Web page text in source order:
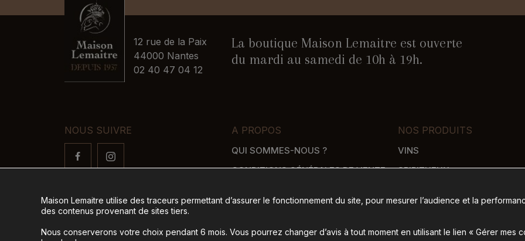
12 rue de la Paix
44000 Nantes
02 40 47 04 12
La boutique Maison Lemaitre est ouverte
du mardi au samedi de 10h à 19h.
NOUS SUIVRE A PROPOS
QUI SOMMES-NOUS ?
CONDITIONS GÉNÉRALES DE VENTE
MODES DE PAIEMENT
NOS PRODUITS
VINS
SPIRITUEUX
ÉPICERIE SUCRÉE
Maison Lemaitre utilise des traceurs permettant d’assurer le fonctionnement du site, pour mesurer l’audience et la
des contenus provenant de sites tiers.
Nous conserverons votre choix pendant 6 mois. Vous pourrez changer d’avis à tout moment en utilisant le lien « Gérer mes